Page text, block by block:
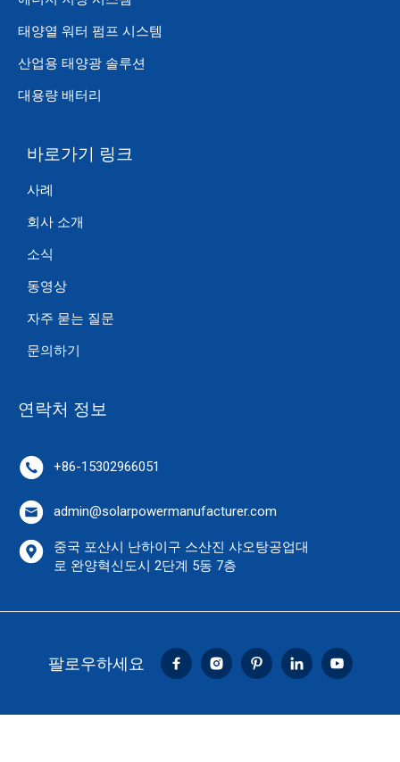
태양열 워터 펌프 시스템
산업용 태양광 솔루션
대용량 배터리
바로가기 링크
사례
회사 소개
소식
동영상
자주 묻는 질문
문의하기
연락처 정보
+86-15302966051
admin@solarpowermanufacturer.com
중국 포산시 난하이구 스산진 샤오탕공업대
로 완양혁신도시 2단계 5동 7층
팔로우하세요